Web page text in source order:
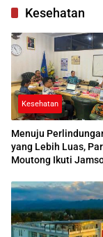
Kesehatan
Kesehatan
Menuju
yang Lebih Luas,
Moutong Ikuti